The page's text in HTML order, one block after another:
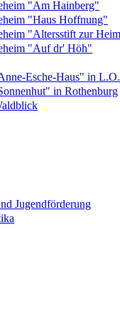
"Am Hainberg"
"Haus Hoffnung"
"Altersstift zur
"Auf dr' Höh"
Esche-Haus" in L.O.
in Rothenburg
Jugendförderung